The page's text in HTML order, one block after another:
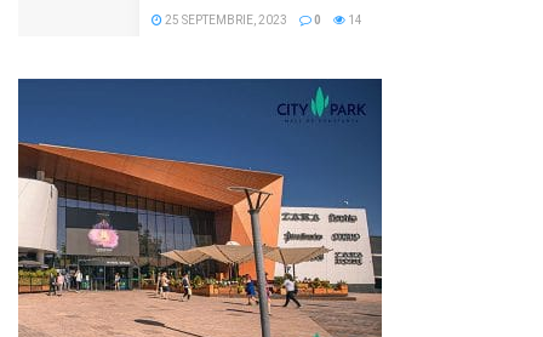
25 SEPTEMBRIE, 2023 0 14